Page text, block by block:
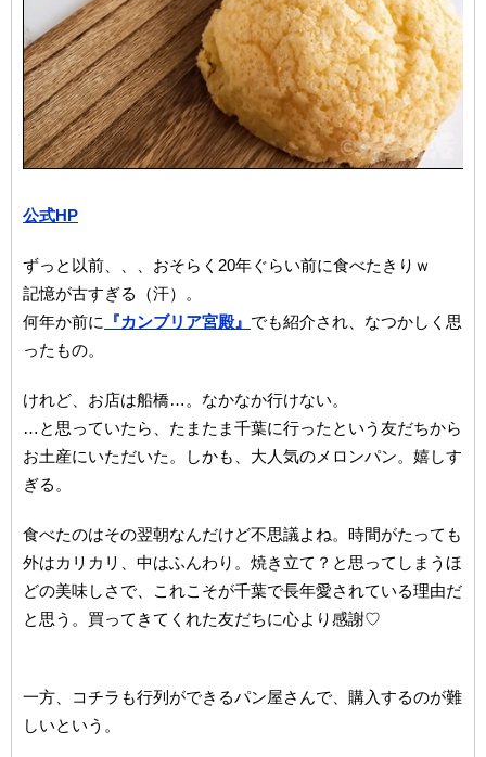
公式HP
ずっと以前、、、おそらく20年ぐらい前に食べたきりｗ
記憶が古すぎる（汗）。
何年か前に
『カンブリア宮殿』 でも紹介され、なつかしく思
ったもの。
けれど、お店は船橋…。なかなか行けない。
…と思っていたら、たまたま千葉に行ったという友だちから
お土産にいただいた。しかも、大人気のメロンパン。嬉しす
ぎる。
食べたのはその翌朝なんだけど不思議よね。時間がたっても
外はカリカリ、中はふんわり。焼き立て？と思ってしまうほ
どの美味しさで、これこそが千葉で長年愛されている理由だ
と思う。買ってきてくれた友だちに心より感謝♡
一方、コチラも行列ができるパン屋さんで、購入するのが難
しいという。